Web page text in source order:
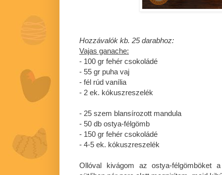
Hozzávalók kb. 25 darabhoz:
Vajas ganache:
- 100 gr fehér csokoládé
- 55 gr puha vaj
- fél rúd vanília
- 2 ek. kókuszreszelék
- 25 szem blansírozott mandula
- 50 db ostya-félgömb
- 150 gr fehér csokoládé
- 4-5 ek. kókuszreszelék
Ollóval kivágom az ostya-félgömböket